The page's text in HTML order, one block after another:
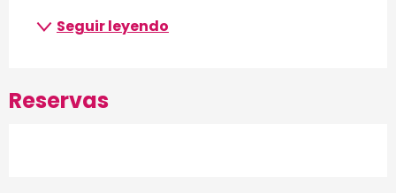
Seguir leyendo
Reservas